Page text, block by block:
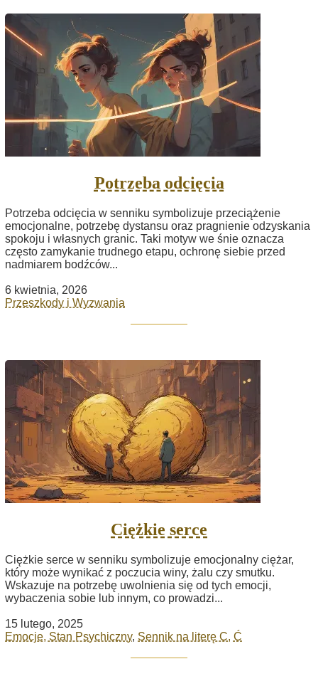
Potrzeba odcięcia
Potrzeba odcięcia w senniku symbolizuje przeciążenie
emocjonalne, potrzebę dystansu oraz pragnienie odzyskania
spokoju i własnych granic. Taki motyw we śnie oznacza
często zamykanie trudnego etapu, ochronę siebie przed
nadmiarem bodźców...
6 kwietnia, 2026
Przeszkody i Wyzwania
Ciężkie serce
Ciężkie serce w senniku symbolizuje emocjonalny ciężar,
który może wynikać z poczucia winy, żalu czy smutku.
Wskazuje na potrzebę uwolnienia się od tych emocji,
wybaczenia sobie lub innym, co prowadzi...
15 lutego, 2025
Emocje, Stan Psychiczny, Sennik na literę C, Ć